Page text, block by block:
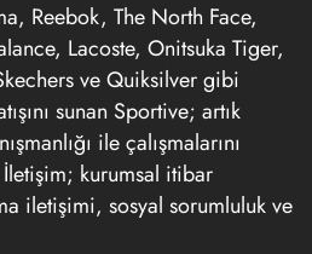
Reebok, The North Face,
Lacoste, Onitsuka Tiger,
ve Quiksilver gibi
sunan Sportive; artık
ile çalışmalarını
kurumsal itibar
iletişimi, sosyal sorumluluk ve